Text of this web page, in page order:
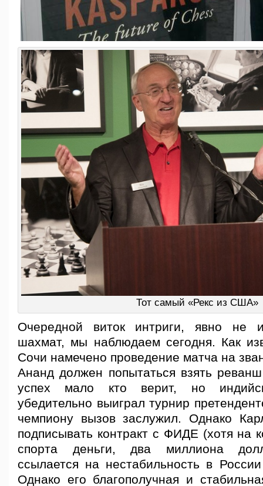
Тот самый «Рекс из США»
Очередной виток интриги, явно не
шахмат, мы наблюдаем сегодня. Как
Сочи намечено проведение матча на
Ананд должен попытаться взять
успех мало кто верит, но
убедительно выиграл турнир
чемпиону вызов заслужил. Однако
подписывать контракт с ФИДЕ (хотя на
спорта деньги, два миллиона
ссылается на нестабильность в
Однако его благополучная и